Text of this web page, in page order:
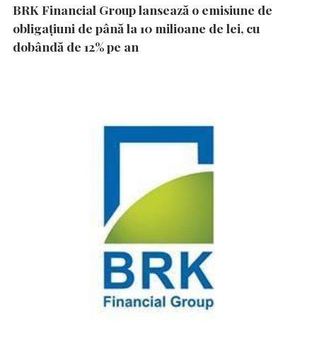
BRK Financial Group lansează o emisiune de
obligațiuni de până la 10 milioane de lei, cu
dobândă de 12% pe an